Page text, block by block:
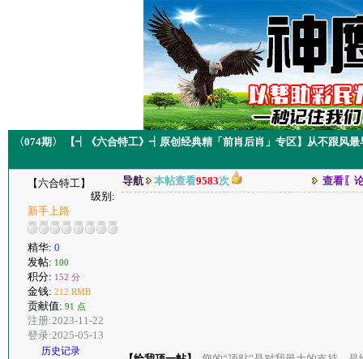
〈074期〉 【┥《六合特工》┥原创经典精「前肖后肖」专区】从不跟风
【六合特工】
级别:
新手上路
精华: 0
发帖: 100
积分: 152 分
金钱: 212 RMB
贡献值: 91 点
注册:2023-11-22
登录:2025-05-13
历史记录
导航 本帖查看9583次 查看〖